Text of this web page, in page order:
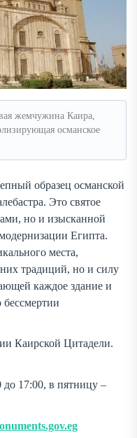
жемчужина Каира,
османское
образец османской
Это святое
но и изысканной
Египта.
места,
традиций, но и силу
каждое здание и
Каирской Цитадели.
17:00, в пятницу –